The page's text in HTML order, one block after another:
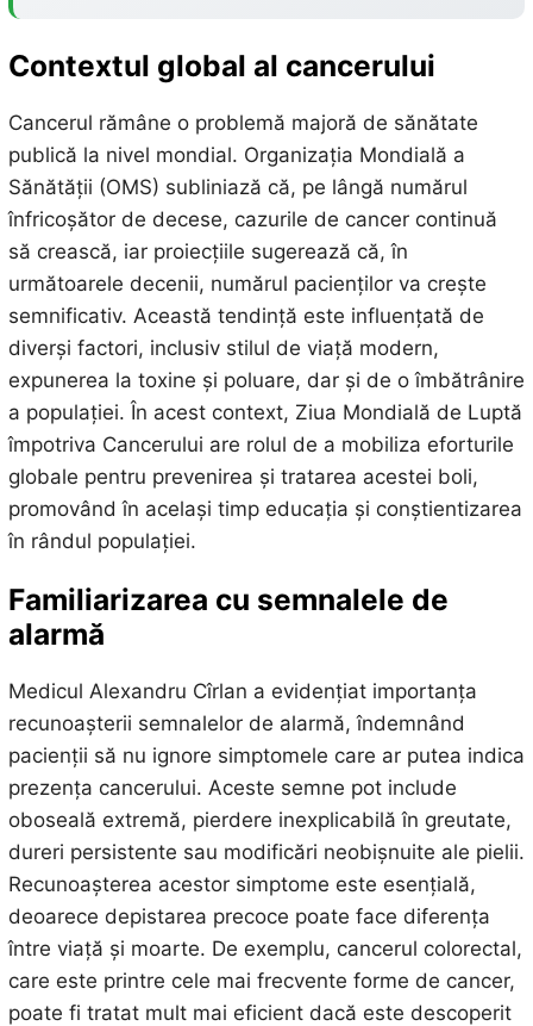
Contextul global al cancerului
Cancerul rămâne o problemă majoră de sănătate
publică la nivel mondial. Organizația Mondială a
Sănătății (OMS) subliniază că, pe lângă numărul
înfricoșător de decese, cazurile de cancer continuă
să crească, iar proiecțiile sugerează că, în
următoarele decenii, numărul pacienților va crește
semnificativ. Această tendință este influențată de
diverși factori, inclusiv stilul de viață modern,
expunerea la toxine și poluare, dar și de o îmbătrânire
a populației. În acest context, Ziua Mondială de Luptă
împotriva Cancerului are rolul de a mobiliza eforturile
globale pentru prevenirea și tratarea acestei boli,
promovând în același timp educația și conștientizarea
în rândul populației.
Familiarizarea cu semnalele de
alarmă
Medicul Alexandru Cîrlan a evidențiat importanța
recunoașterii semnalelor de alarmă, îndemnând
pacienții să nu ignore simptomele care ar putea indica
prezența cancerului. Aceste semne pot include
oboseală extremă, pierdere inexplicabilă în greutate,
dureri persistente sau modificări neobișnuite ale pielii.
Recunoașterea acestor simptome este esențială,
deoarece depistarea precoce poate face diferența
între viață și moarte. De exemplu, cancerul colorectal,
care este printre cele mai frecvente forme de cancer,
poate fi tratat mult mai eficient dacă este descoperit